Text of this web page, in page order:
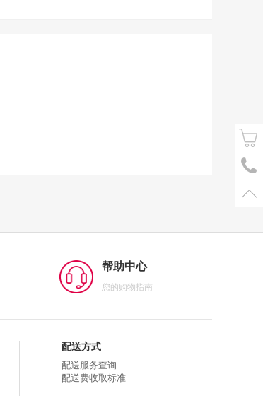
帮助中心
您的购物指南
配送方式
配送服务查询
配送费收取标准